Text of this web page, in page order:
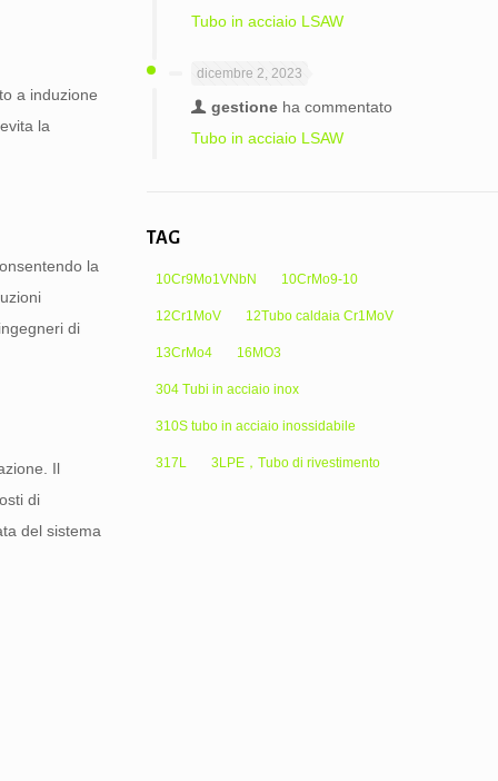
a induzione
la
la
di
Il
di
del sistema
Tubo in acciaio LSAW
dicembre 2, 2023
gestioneha commentato
Tubo in acciaio LSAW
TAG
10Cr9Mo1VNbN 10CrMo9-10
12Cr1MoV 12Tubo caldaia Cr1MoV
13CrMo4 16MO3
304 Tubi in acciaio inox
310S tubo in acciaio inossidabile
317L 3LPE，Tubo di rivestimento